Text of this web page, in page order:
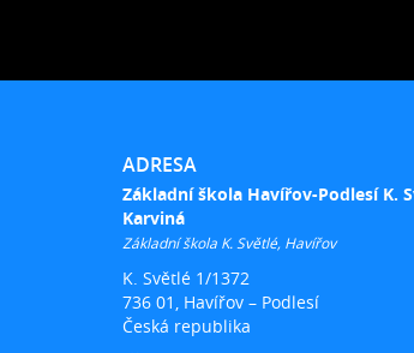
ADRESA
Základní škola Havířov-Podlesí K.
Karviná
Základní škola K. Světlé, Havířov
K. Světlé 1/1372
736 01, Havířov – Podlesí
Česká republika